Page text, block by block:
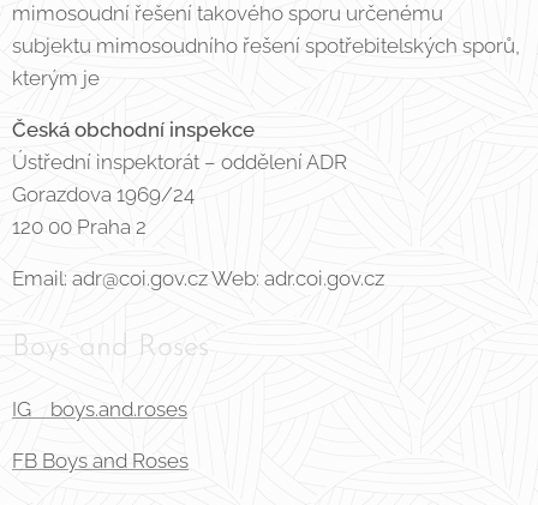
mimosoudní řešení takového sporu určenému
subjektu mimosoudního řešení spotřebitelských sporů,
kterým je
Česká obchodní inspekce
Ústřední inspektorát – oddělení ADR
Gorazdova 1969/24
120 00 Praha 2
Email: adr@coi.gov.cz Web: adr.coi.gov.cz
Boys and Roses
IG boys.and.roses
FB Boys and Roses